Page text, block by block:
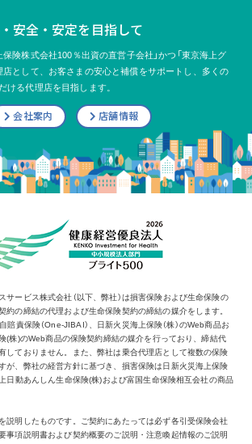
安全・安定を目指して
険株式会社100％出資の直営子会社」かつ「東京海上グ
として、 お客さまの安心と補償をサポートし、多くの
ける代理店を目指します。
会社案内 店舗情報
サービス株式会社（以下、弊社）は損害保険および生命保険の
約の締結の代理および生命保険契約の締結の媒介をします。
責保険（One-JIBAI）、日新火災海上保険（株）のWeb商品お
(株)のWeb商品の保険契約締結の媒介を行っており、締結代
しておりません。また、弊社は乗合代理店として複数の保険
が、弊社の経営方針に基づき、損害保険は日新火災海上保険
上日動あんしん生命保険(株)および富国生命保険相互会社の商品
説明したものです。ご契約にあたっては必ず各引受保険会社
事項説明書および契約概要のご説明・注意喚起情報のご説明